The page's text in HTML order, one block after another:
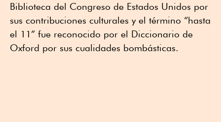
Biblioteca del Congreso de Estados Unidos por
sus contribuciones culturales y el término “hasta
el 11” fue reconocido por el Diccionario de
Oxford por sus cualidades bombásticas.